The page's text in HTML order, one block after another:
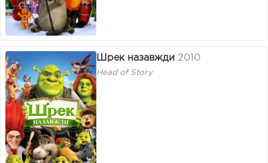
Шрек назавжди 2010
Head of Story